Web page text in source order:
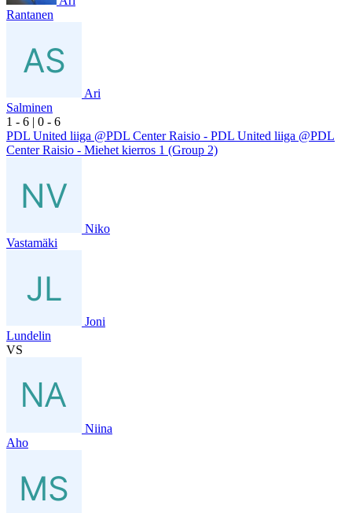
Rantanen
Ari
Salminen
1 - 6 | 0 - 6
PDL United liiga @PDL Center Raisio - PDL United liiga @PDL
Center Raisio - Miehet kierros 1 (Group 2)
Niko
Vastamäki
Joni
Lundelin
VS
Niina
Aho